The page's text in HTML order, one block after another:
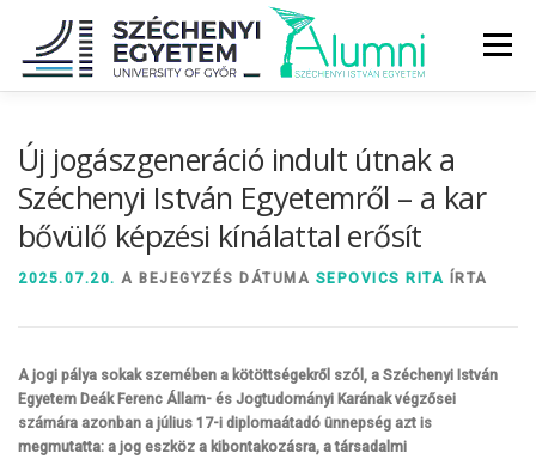
tartalomhoz
Menü
DIPLOMAÁTADÓ DIPLOMÁN TÚL
Új jogászgeneráció indult útnak a
Széchenyi István Egyetemről – a kar
bővülő képzési kínálattal erősít
2025.07.20. A BEJEGYZÉS DÁTUMA SEPOVICS RITA ÍRTA
A jogi pálya sokak szemében a kötöttségekről szól, a Széchenyi István
Egyetem Deák Ferenc Állam- és Jogtudományi Karának végzősei
számára azonban a július 17-i diplomaátadó ünnepség azt is
megmutatta: a jog eszköz a kibontakozásra, a társadalmi